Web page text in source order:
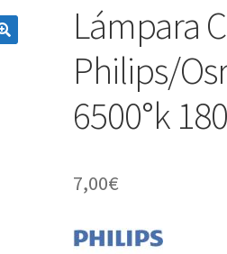
Lámpara
Philips/
6500°k
7,00€